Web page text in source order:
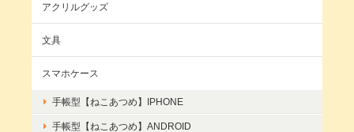
アクリルグッズ
文具
スマホケース
手帳型【ねこあつめ】IPHONE
手帳型【ねこあつめ】ANDROID